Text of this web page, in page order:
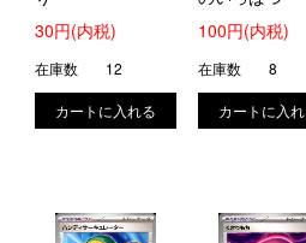
30円(内税)
在庫数 12
100円(内税)
在庫数 8